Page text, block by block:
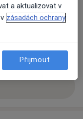
na pojišťovnu
a aktualizovat v
zásadách ochrany
Přijmout